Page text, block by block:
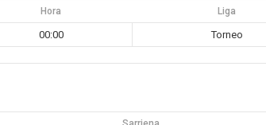
Hora Liga
00:00 Torneo